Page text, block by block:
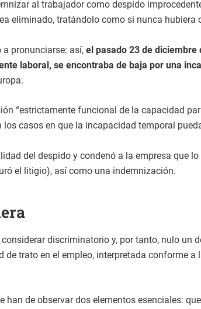
al trabajador como despido
eliminado, tratándolo como si nunca hubiera
a pronunciarse: así, el pasado 23 de diciembre
laboral, se encontraba de baja por una
“estrictamente funcional de la capacidad
casos en que la incapacidad temporal
del despido y condenó a la empresa que
el litigio), así como una indemnización.
discriminatorio y, por tanto, nulo un
trato en el empleo, interpretada conforme a
de observar dos elementos esenciales: